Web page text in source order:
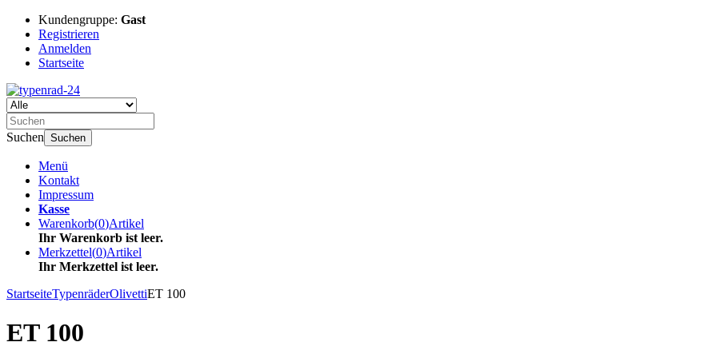
Kundengruppe: Gast
Registrieren
Anmelden
Startseite
Suchen Suchen
Menü
Kontakt
Impressum
Kasse
Warenkorb(0)Artikel
Ihr Warenkorb ist leer.
Merkzettel(0)Artikel
Ihr Merkzettel ist leer.
StartseiteTypenräderOlivettiET 100
ET 100